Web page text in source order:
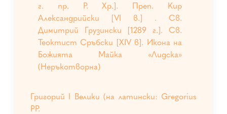
г. пр. Р. Хр.]. Преп. Кир
Александрийски [VI в.] . Св.
Димитрий Грузински [1289 г.]. Св.
Теоктист Сръбски [ХІV в]. Икона на
Божията Майка «Лидска»
(Неръкотворна)
Григорий I Велики (на латински: Gregorius
PP.